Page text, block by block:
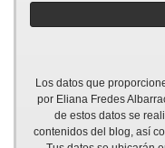
Los datos que
por Eliana Fredes
de estos datos se
contenidos del blog, así